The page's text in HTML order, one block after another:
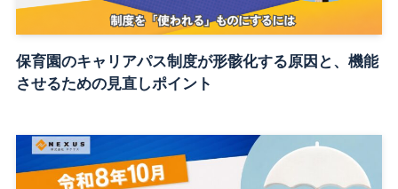
保育園のキャリアパス制度が形骸化する原因と、機能
させるための見直しポイント